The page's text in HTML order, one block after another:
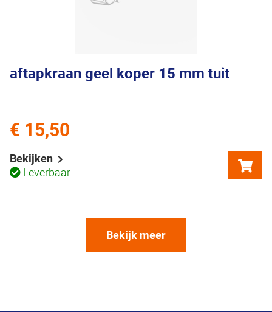
aftapkraan geel koper 15 mm tuit
Bekijken
Leverbaar
€ 15,50
Bekijk meer